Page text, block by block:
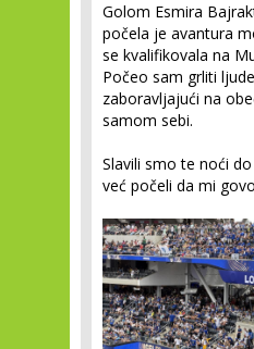
Golom Esmira
počela je avantura
se kvalifikovala na
Počeo sam grliti
zaboravljajući na
samom sebi.
Slavili smo te noći
već počeli da mi